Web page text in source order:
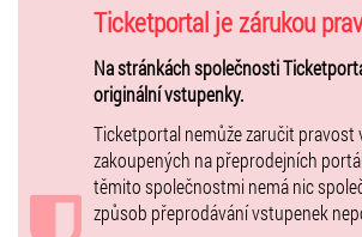
Sobota 22. srpna 2026:
16:00 Ukrajina – Řecko
19:00 Rakousko –ČESKO
Neděle 23. srpna 2026:
16:00 Řecko – Bulharsko
ČESKO– Srbsko
Ticketportal je zárukou
Na stránkách společnosti
originální vstupenky.
Ticketportal nemůže zaručit pravost
zakoupených na přeprodejních
těmito společnostmi nemá nic
způsob přeprodávání vstupenek